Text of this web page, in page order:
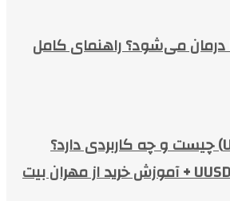
آیا دیابت نوع ۲ درمان می‌شود؟ راهنمای کامل
یوتوپیا (Utopia) چیست و چه کاربردی دارد؟